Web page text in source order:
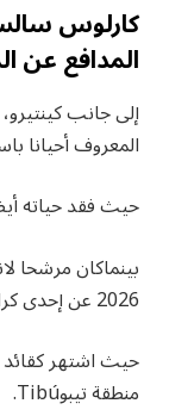
كارلوس
المدافع عن
إلى جانب
المعروف أحيانا
حيث فقد حياته
2026 عن إحدى كراسي السلام في كاتاتومبو.
حيث اشتهر
منطقة تيبوTibú.